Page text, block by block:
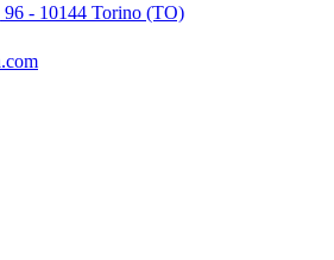
96 - 10144 Torino (TO)